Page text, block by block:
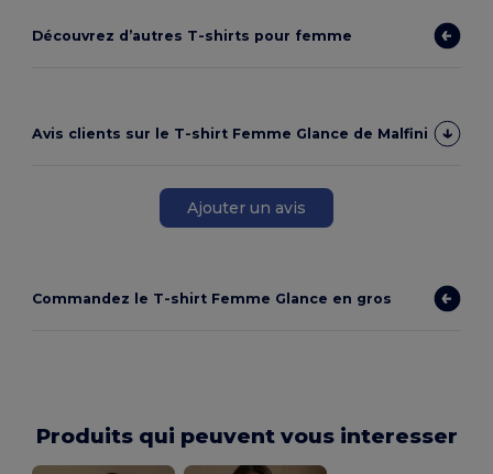
Découvrez d’autres T-shirts pour femme
Avis clients sur le T-shirt Femme Glance de Malfini
Ajouter un avis
Commandez le T-shirt Femme Glance en gros
Produits qui peuvent vous interesser